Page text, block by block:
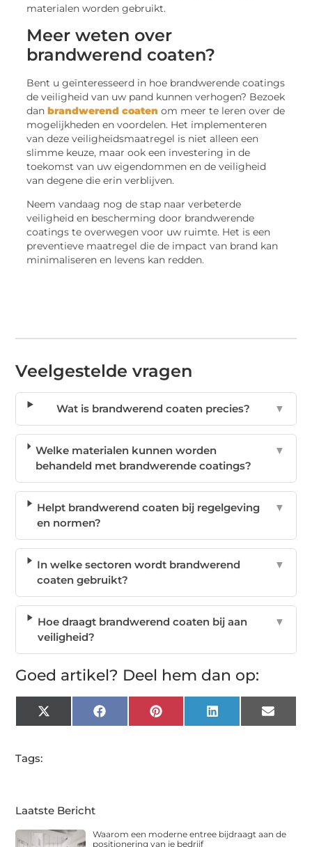
materialen worden gebruikt.
Meer weten over
brandwerend coaten?
Bent u geïnteresseerd in hoe brandwerende coatings
de veiligheid van uw pand kunnen verhogen? Bezoek
danbrandwerend coaten om meer te leren over de
mogelijkheden en voordelen. Het implementeren
van deze veiligheidsmaatregel is niet alleen een
slimme keuze, maar ook een investering in de
toekomst van uw eigendommen en de veiligheid
van degene die erin verblijven.
Neem vandaag nog de stap naar verbeterde
veiligheid en bescherming door brandwerende
coatings te overwegen voor uw ruimte. Het is een
preventieve maatregel die de impact van brand kan
minimaliseren en levens kan redden.
Veelgestelde vragen
Wat is brandwerend coaten precies? ▼
Welke materialen kunnen worden
behandeld met brandwerende coatings?
▼
Helpt brandwerend coaten bij regelgeving
en normen?
▼
In welke sectoren wordt brandwerend
coaten gebruikt?
▼
Hoe draagt brandwerend coaten bij aan
veiligheid?
▼
Goed artikel? Deel hem dan op:
X
(Twitter)
FacebookPinterest LinkedIn Email
Tags:
Laatste Bericht
Waarom een moderne entree bijdraagt aan de
positionering van je bedrijf